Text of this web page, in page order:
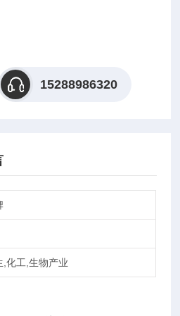
15288986320
,化工,生物产业